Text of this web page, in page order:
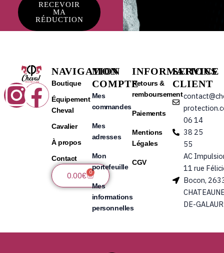
RECEVOIR
MA
RÉDUCTION
Instagram
Facebook
NAVIGATION
Boutique
Équipement
Cheval
Cavalier
À propos
Contact
0.00€ 0
Panier
MON
COMPTE
Mes
commandes
Mes
adresses
Mon
portefeuille
Mes
informations
personnelles
INFORMATIONS
Retours &
remboursement
Paiements
Mentions
Légales
CGV
SERVICE
CLIENT
06 14
38 25
55
AC
11 rue
Bocon,
DE-